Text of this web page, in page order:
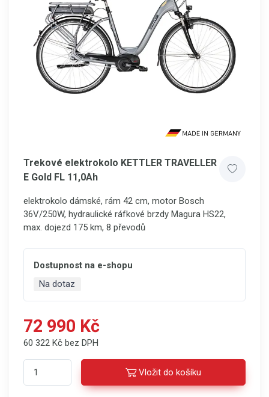
Trekové elektrokolo KETTLER TRAVELLER
E Gold FL 11,0Ah
elektrokolo dámské, rám 42 cm, motor Bosch
36V/250W, hydraulické ráfkové brzdy Magura HS22,
max. dojezd 175 km, 8 převodů
Dostupnost na e-shopu
Na dotaz
72 990 Kč
60 322 Kč bez DPH
Vložit do košíku